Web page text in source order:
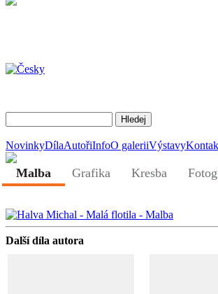
NovinkyDílaAutořiInfoO galeriiVýstavy
Malba Grafika Kresba
Další díla autora